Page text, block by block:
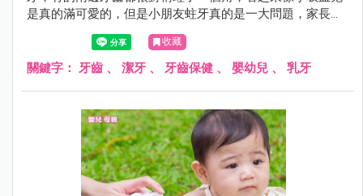
是真的滿可愛的，但是小朋友蛀牙真的是一大問題，家長可
能不能輕忽！在此統整一下常見的疑問與錯誤觀念讓大家參
收藏
關鍵字： 牙齒 、 潔牙 、 牙齒保健 、 嬰幼兒 、 乳牙